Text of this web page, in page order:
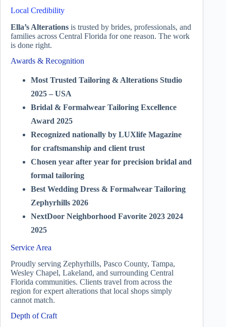
Local Credibility
Ella’s Alterations is trusted by brides, professionals, and
families across Central Florida for one reason. The work
is done right.
Awards & Recognition
Most Trusted Tailoring & Alterations Studio
2025 – USA
Bridal & Formalwear Tailoring Excellence
Award 2025
Recognized nationally by LUXlife Magazine
for craftsmanship and client trust
Chosen year after year for precision bridal and
formal tailoring
Best Wedding Dress & Formalwear Tailoring
Zephyrhills 2026
NextDoor Neighborhood Favorite 2023 2024
2025
Service Area
Proudly serving Zephyrhills, Pasco County, Tampa,
Wesley Chapel, Lakeland, and surrounding Central
Florida communities. Clients travel from across the
region for expert alterations that local shops simply
cannot match.
Depth of Craft